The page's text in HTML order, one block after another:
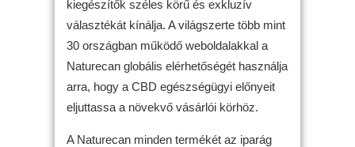
kiegészítők széles körű és exkluzív
választékát kínálja. A világszerte több mint
30 országban működő weboldalakkal a
Naturecan globális elérhetőségét használja
arra, hogy a CBD egészségügyi előnyeit
eljuttassa a növekvő vásárlói körhöz.
A Naturecan minden termékét az iparág